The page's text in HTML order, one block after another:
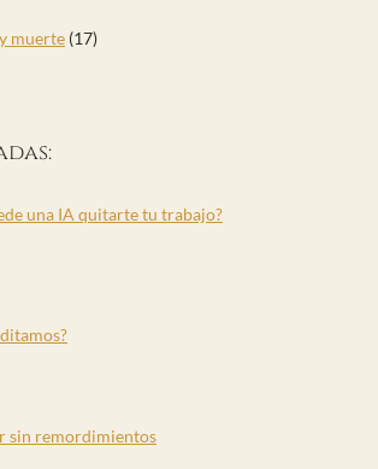
muerte (17)
una IA quitarte tu trabajo?
sin remordimientos